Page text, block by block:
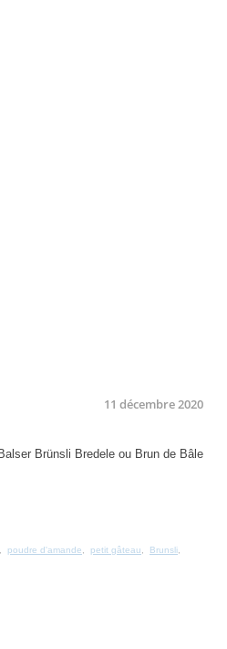
11 décembre 2020
poudre d'amande petit gâteau Brunsli